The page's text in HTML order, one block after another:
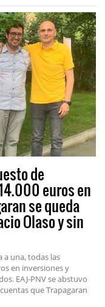
de
euros en
se queda
Olaso y sin
a una, todas las
en inversiones y
EAJ-PNV se abstuvo
que Trapagaran